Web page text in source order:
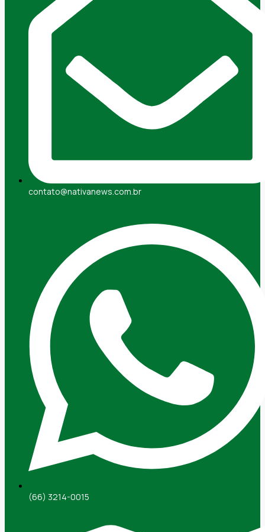
contato@nativanews.com.br
(66) 3214-0015